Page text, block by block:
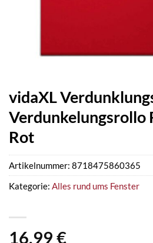
vidaXL
Verdunkelungsrollo
Rot
16,99 €
Artikelnummer: 8718475860365
Kategorie: Alles rund ums Fenster